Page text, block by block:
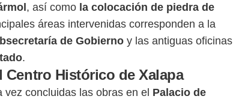
, así como la colocación de piedra de
áreas intervenidas corresponden a la
de Gobierno y las antiguas oficinas
.
Histórico de Xalapa
concluidas las obras en el Palacio de